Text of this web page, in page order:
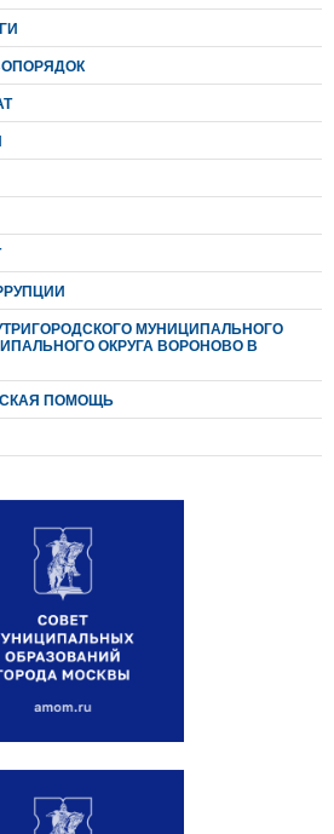
МУНИЦИПАЛЬНОГО
ОКРУГА ВОРОНОВО В
ПОМОЩЬ